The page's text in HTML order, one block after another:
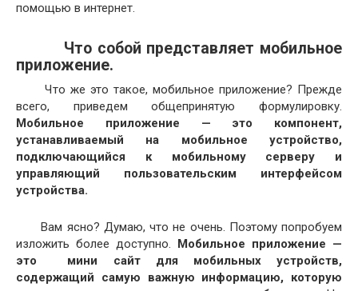
помощью в интернет.
Что собой представляет мобильное
приложение.
Что же это такое, мобильное приложение? Прежде
всего, приведем общепринятую формулировку.
Мобильное приложение — это компонент,
устанавливаемый на мобильное устройство,
подключающийся к мобильному серверу и
управляющий пользовательским интерфейсом
устройства.
Вам ясно? Думаю, что не очень. Поэтому попробуем
изложить более доступно. Мобильное приложение —
это мини сайт для мобильных устройств,
содержащий самую важную информацию, которую